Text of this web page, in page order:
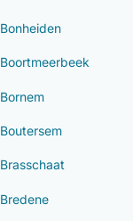
Bonheiden
Boortmeerbeek
Bornem
Boutersem
Brasschaat
Bredene